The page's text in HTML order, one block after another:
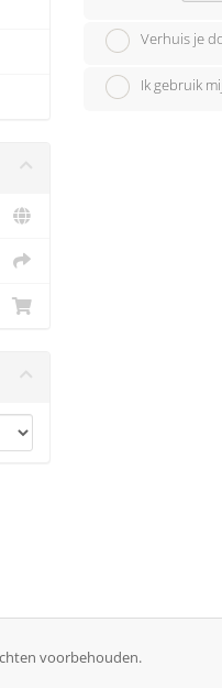
Verhuis je
Ik gebruik
voorbehouden.